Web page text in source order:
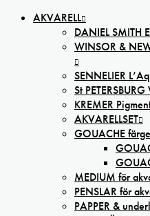
AKVARELL
DANIEL SMITH
WINSOR &
SENNELIER
St
KREMER
AKVARELLSET
GOUACHE
MEDIUM för
PENSLAR för
PAPPER &